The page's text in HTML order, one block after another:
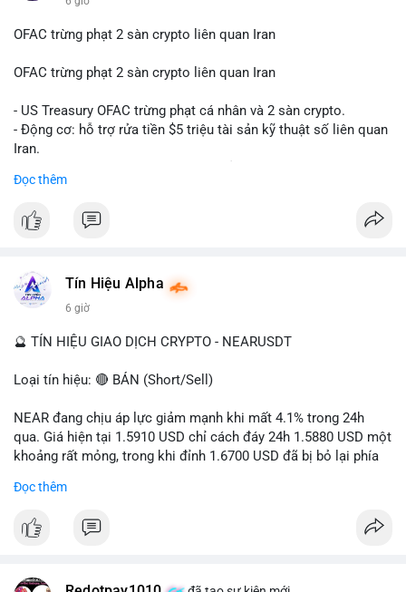
OFAC trừng phạt 2 sàn crypto liên quan Iran
OFAC trừng phạt 2 sàn crypto liên quan Iran
- US Treasury OFAC trừng phạt cá nhân và 2 sàn crypto.
- Động cơ: hỗ trợ rửa tiền $5 triệu tài sản kỹ thuật số liên quan
Iran.
- Tác động: rủi ro cho thị trường crypto, tăng áp lực pháp lý.
#binancesquare
#vlikevn #titanbot
📰 Nguồn: Cointelegraph
Đọc thêm
Tín Hiệu Alpha
6 giờ
🔮 TÍN HIỆU GIAO DỊCH CRYPTO - NEARUSDT
Loại tín hiệu: 🔴 BÁN (Short/Sell)
NEAR đang chịu áp lực giảm mạnh khi mất 4.1% trong 24h
qua. Giá hiện tại 1.5910 USD chỉ cách đáy 24h 1.5880 USD một
khoảng rất mỏng, trong khi đỉnh 1.6700 USD đã bị bỏ lại phía
kiểm soát hoàn toàn. Khối lượng giao dịch 10.29 triệu NEAR
tiếp diễn.
Đọc thêm